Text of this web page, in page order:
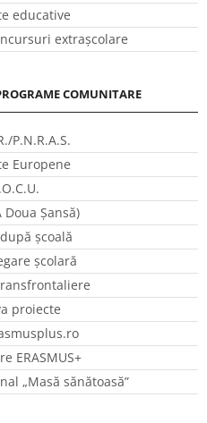
educative
extraşcolare
COMUNITARE
P.N.R.A.S.
Europene
Doua Șansă)
școală
școlară
proiecte
ERASMUS+
„Masă sănătoasă”